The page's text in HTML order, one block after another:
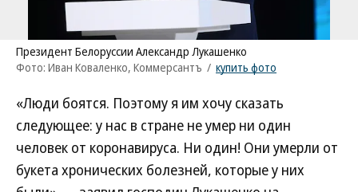
Президент Белоруссии Александр Лукашенко
Фото: Иван Коваленко, Коммерсантъ / купить фото
«Люди боятся. Поэтому я им хочу сказать
следующее: у нас в стране не умер ни один
человек от коронавируса. Ни один! Они умерли от
букета хронических болезней, которые у них